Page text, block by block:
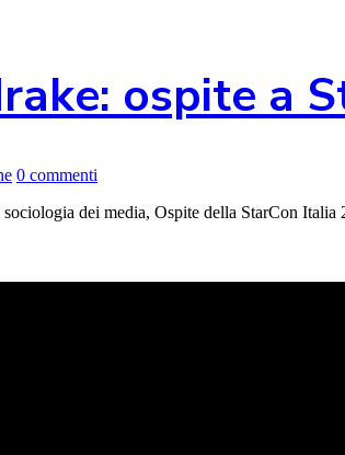
ospite a
0 commenti
dei media, Ospite della StarCon Italia